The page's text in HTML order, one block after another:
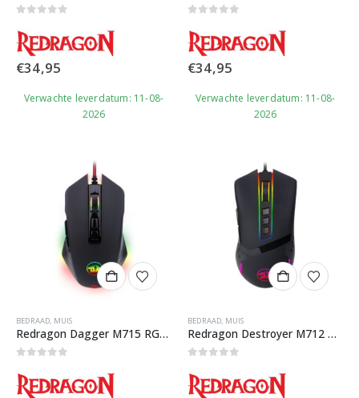
kan
gekozen
de
productpagina
€34,95
Verwachte leverdatum: 11-08-
2026
€34,95
Verwachte leverdatum: 11-08-
2026
BEDRAAD, MUIS
Redragon Dagger M715 RGB Gaming Muis
BEDRAAD, MUIS
Redragon Destroyer M712 RGB Gaming Muis